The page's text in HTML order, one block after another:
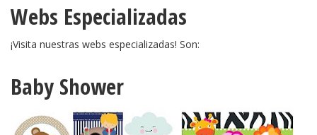
Webs Especializadas
¡Visita nuestras webs especializadas! Son:
Baby Shower